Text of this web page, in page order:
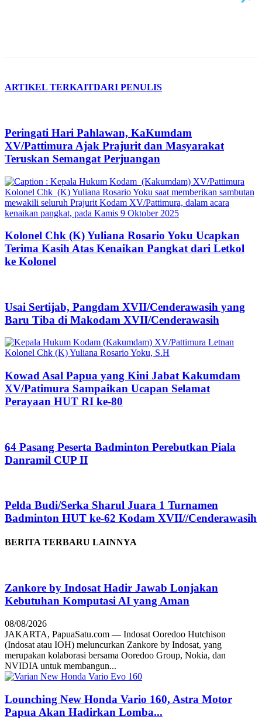
ARTIKEL TERKAITDARI PENULIS
Peringati Hari Pahlawan, KaKumdam
XV/Pattimura Ajak Prajurit dan Masyarakat
Teruskan Semangat Perjuangan
Kolonel Chk (K) Yuliana Rosario Yoku Ucapkan
Terima Kasih Atas Kenaikan Pangkat dari Letkol
ke Kolonel
Usai Sertijab, Pangdam XVII/Cenderawasih yang
Baru Tiba di Makodam XVII/Cenderawasih
Kowad Asal Papua yang Kini Jabat Kakumdam
XV/Patimura Sampaikan Ucapan Selamat
Perayaan HUT RI ke-80
64 Pasang Peserta Badminton Perebutkan Piala
Danramil CUP II
Pelda Budi/Serka Sharul Juara 1 Turnamen
Badminton HUT ke-62 Kodam XVII//Cenderawasih
BERITA TERBARU LAINNYA
Zankore by Indosat Hadir Jawab Lonjakan
Kebutuhan Komputasi AI yang Aman
08/08/2026
JAKARTA, PapuaSatu.com — Indosat Ooredoo Hutchison
(Indosat atau IOH) meluncurkan Zankore by Indosat, yang
merupakan kolaborasi bersama Ooredoo Group, Nokia, dan
NVIDIA untuk membangun...
Lounching New Honda Vario 160, Astra Motor
Papua Akan Hadirkan Lomba...